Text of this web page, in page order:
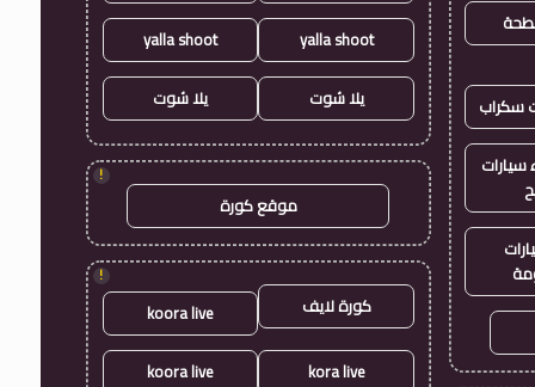
سكراب
yalla shoot
yalla shoot
يلا شوت يلا شوت
!
موقع كورة
!
كورة لايف koora live
kora live
koora live